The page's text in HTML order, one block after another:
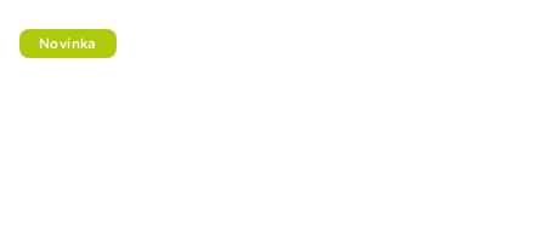
Novinka